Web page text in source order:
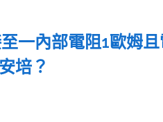
一內部電阻1歐姆
培？